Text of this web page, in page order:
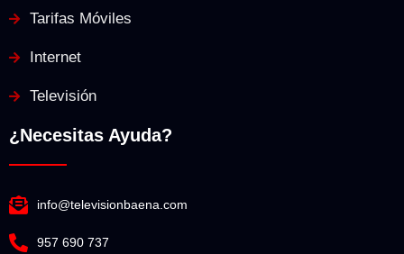
Tarifas Móviles
Internet
Televisión
¿Necesitas Ayuda?
info@televisionbaena.com
957 690 737